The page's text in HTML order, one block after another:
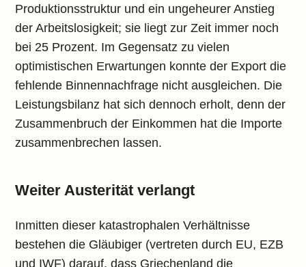
Produktionsstruktur und ein ungeheurer Anstieg
der Arbeitslosigkeit; sie liegt zur Zeit immer noch
bei 25 Prozent. Im Gegensatz zu vielen
optimistischen Erwartungen konnte der Export die
fehlende Binnennachfrage nicht ausgleichen. Die
Leistungsbilanz hat sich dennoch erholt, denn der
Zusammenbruch der Einkommen hat die Importe
zusammenbrechen lassen.
Weiter Austerität verlangt
Inmitten dieser katastrophalen Verhältnisse
bestehen die Gläubiger (vertreten durch EU, EZB
und IWF) darauf, dass Griechenland die